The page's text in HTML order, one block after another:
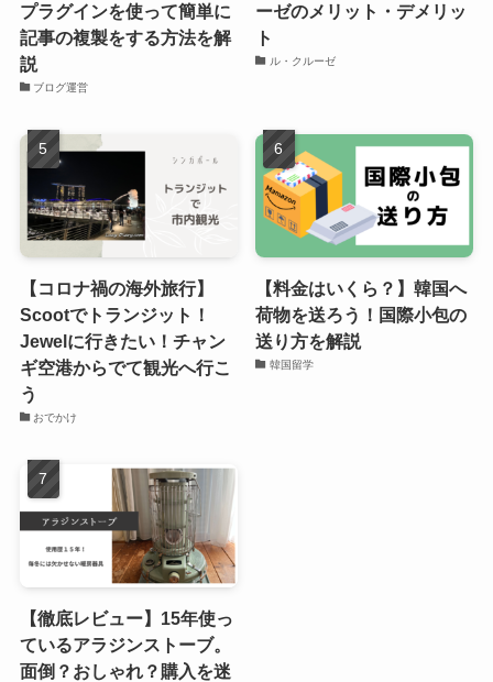
プラグインを使って簡単に
記事の複製をする方法を解
説
ブログ運営
ーゼのメリット・デメリッ
ト
ル・クルーゼ
【コロナ禍の海外旅行】
Scootでトランジット！
Jewelに行きたい！チャン
ギ空港からでて観光へ行こ
う
おでかけ
【料金はいくら？】韓国へ
荷物を送ろう！国際小包の
送り方を解説
韓国留学
【徹底レビュー】15年使っ
ているアラジンストーブ。
面倒？おしゃれ？購入を迷